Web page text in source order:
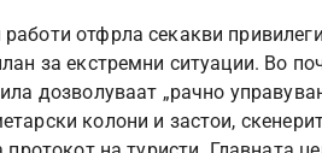
отфрла секакви
за екстремни ситуации. Во
дозволуваат „рачно
колони и застои,